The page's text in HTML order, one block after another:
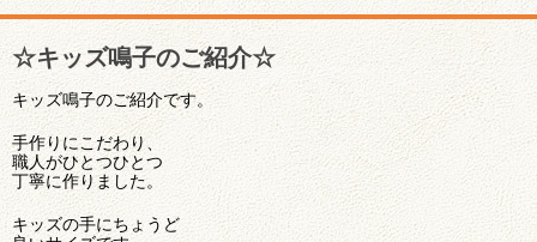
☆キッズ鳴子のご紹介☆
キッズ鳴子のご紹介です。
手作りにこだわり、
職人がひとつひとつ
丁寧に作りました。
キッズの手にちょうど